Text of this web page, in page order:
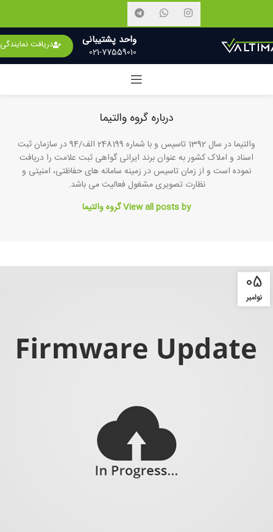
واحد پشتیبانی
021-77559010
دریافت نمایندگی
درباره گروه والتیما
والتیما در سال 1392 تاسیس و با شماره 248199 الف/94 در سازمان ثبت
اسناد و املاک کشور به عنوان برند ایرانی گواهی ثبت علامت را دریافت
نموده است و از زمان تاسیس در زمینه سامانه های حفاظتی، امنیتی و
نظارت تصویری مشغول فعالیت می باشد.
View all posts by گروه والتیما
05
نوامبر